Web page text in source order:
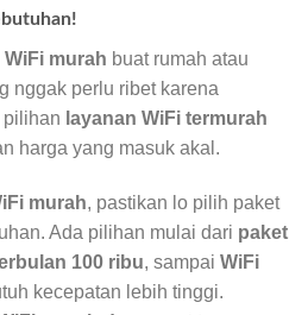
murah buat rumah atau
nggak perlu ribet karena
pilihan layanan WiFi termurah
harga yang masuk akal.
murah, pastikan lo pilih paket
Ada pilihan mulai dari paket
100 ribu, sampai WiFi
kecepatan lebih tinggi.